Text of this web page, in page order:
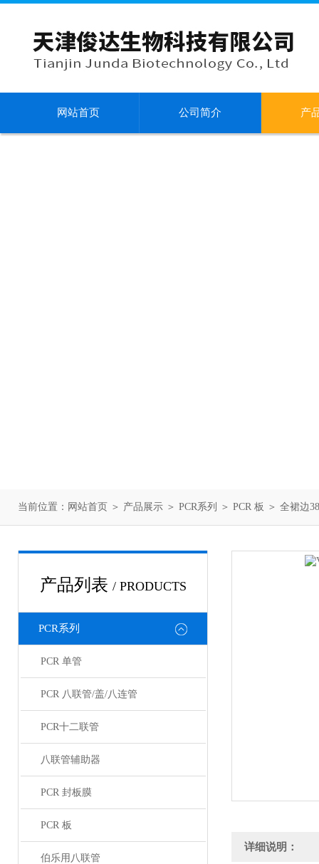
网站首页 公司简介 产
当前位置： 网站首页 ＞ 产品展示 ＞ PCR系列 ＞ PCR 板 ＞ 全裙边
产品列表 / PRODUCTS
PCR系列
PCR 单管
PCR 八联管/盖/八连管
PCR十二联管
八联管辅助器
PCR 封板膜
PCR 板
伯乐用八联管
详细说明：